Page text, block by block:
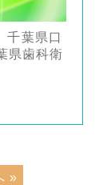
千葉県口
県歯科衛
»